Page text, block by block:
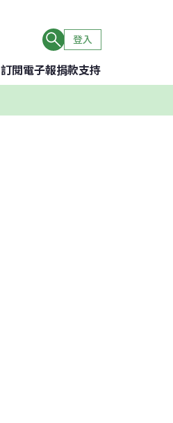
登入
訂閱電子報捐款支持